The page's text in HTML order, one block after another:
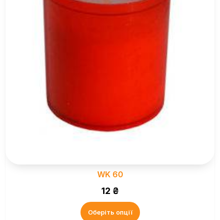
WK 60
12 ₴
Оберіть опції